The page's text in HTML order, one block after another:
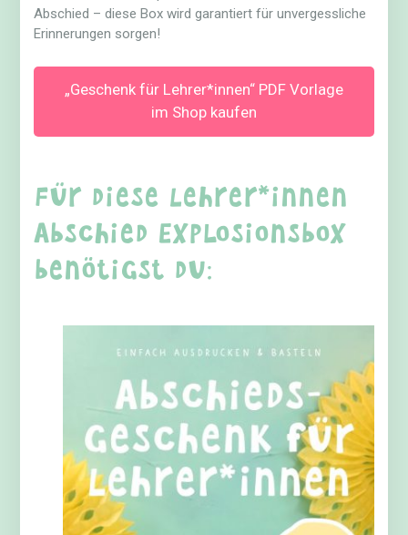
Abschied – diese Box wird garantiert für unvergessliche
Erinnerungen sorgen!
„Geschenk für Lehrer*innen“ PDF Vorlage
im Shop kaufen
Für diese Lehrer*innen
Abschied Explosionsbox
benötigst du: